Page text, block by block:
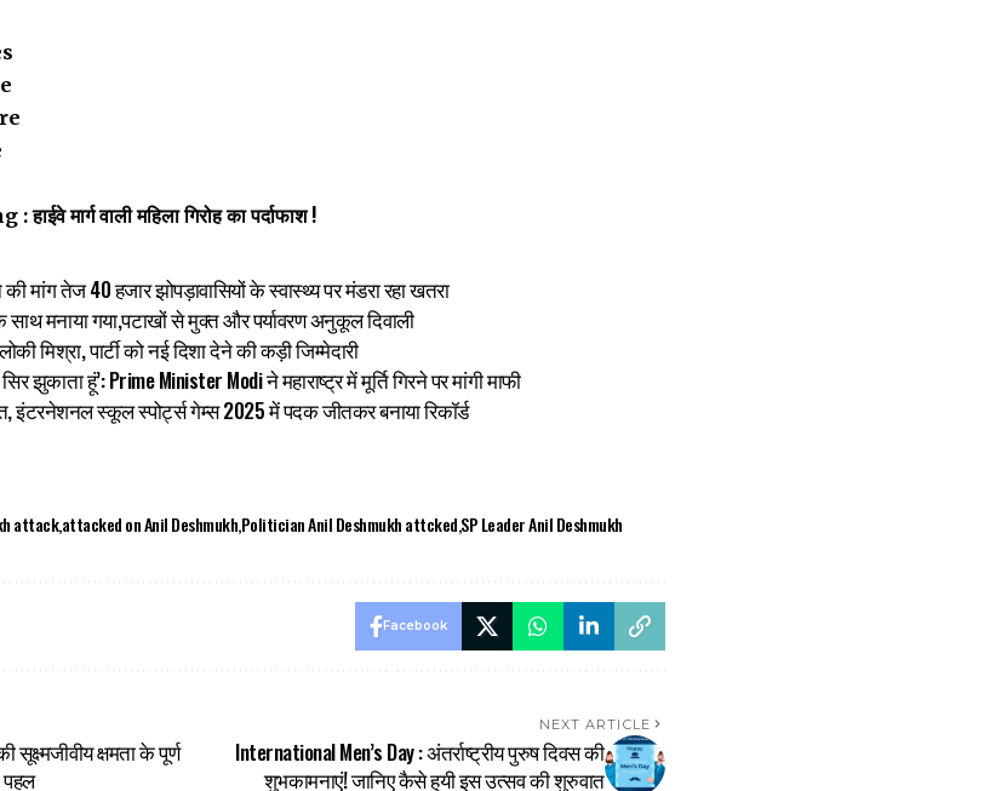
मार्ग वाली महिला गिरोह का पर्दाफाश !
मांग तेज 40 हजार झोपड़ावासियों के स्वास्थ्य पर मंडरा रहा खतरा
के साथ मनाया गया,पटाखों से मुक्त और पर्यावरण अनुकूल दिवाली
मिश्रा, पार्टी को नई दिशा देने की कड़ी जिम्मेदारी
झुकाता हूं’: Prime Minister Modi ने महाराष्ट्र में मूर्ति गिरने पर मांगी माफी
इंटरनेशनल स्कूल स्पोर्ट्स गेम्स 2025 में पदक जीतकर बनाया रिकॉर्ड
attackattacked on Anil DeshmukhPolitician Anil Deshmukh attckedSP Leader Anil Deshmukh
Facebook
सूक्ष्मजीवीय क्षमता के पूर्ण
पहल
NEXT ARTICLE
International Men’s Day : अंतर्राष्ट्रीय पुरुष दिवस की
शुभकामनाएं! जानिए कैसे हुयी इस उत्सव की शुरुवात